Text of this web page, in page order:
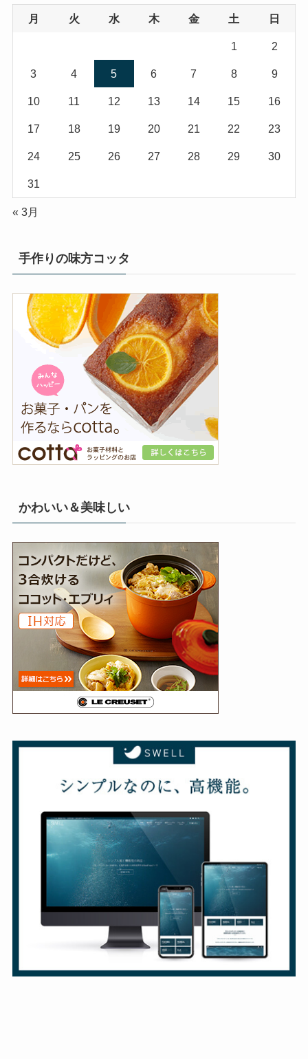
ー
月 火 水 木 金 土 日
1 2
3 4 5 6 7 8 9
10 11 12 13 14 15 16
17 18 19 20 21 22 23
24 25 26 27 28 29 30
31
« 3月
手作りの味方コッタ
かわいい＆美味しい